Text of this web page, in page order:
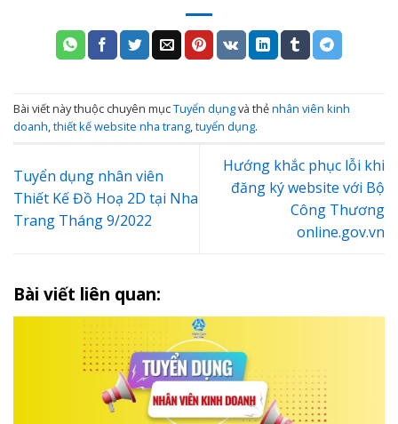
Bài viết này thuộc chuyên mụcTuyển dụngvà thẻnhân viên kinh
doanh,thiết kế website nha trang,tuyển dụng.
Tuyển dụng nhân viên
Thiết Kế Đồ Hoạ 2D tại Nha
Trang Tháng 9/2022
Hướng khắc phục lỗi khi
đăng ký website với Bộ
Công Thương
online.gov.vn
Bài viết liên quan: